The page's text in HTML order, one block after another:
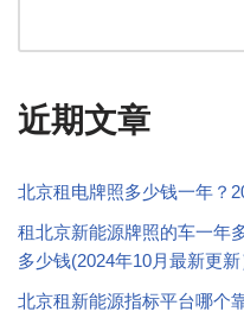
近期文章
北京租电牌照多少钱一年？
租北京新能源牌照的车一年
多少钱(2024年10月最新更新
北京租新能源指标平台哪个